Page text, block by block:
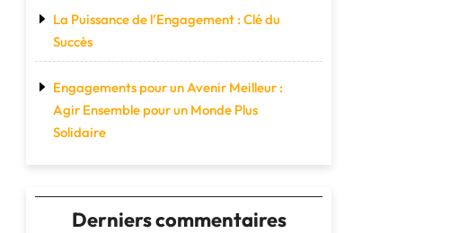
La Puissance de l’Engagement : Clé du
Succès
Engagements pour un Avenir Meilleur :
Agir Ensemble pour un Monde Plus
Solidaire
Derniers commentaires